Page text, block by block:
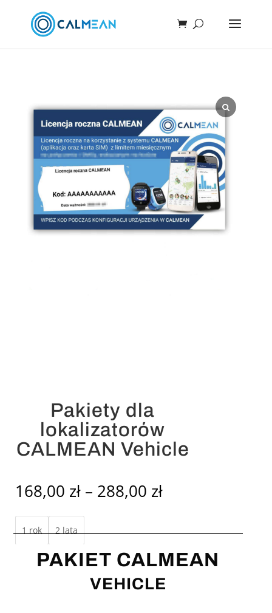
Pakiety dla
lokalizatorów
CALMEAN Vehicle
168,00 zł – 288,00 złZakres
od
168,00 zł
do
288,00 zł
1 rok 2 lata
DODAJ DO KOSZYKA
PAKIET CALMEAN
VEHICLE